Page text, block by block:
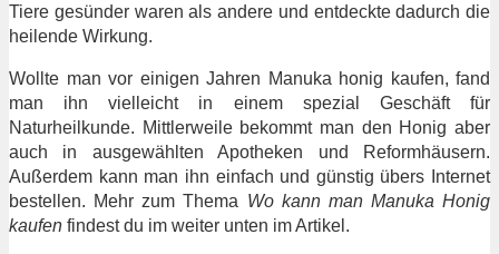
Tiere gesünder waren als andere und entdeckte dadurch die
heilende Wirkung.
Wollte man vor einigen Jahren Manuka honig kaufen, fand
man ihn vielleicht in einem spezial Geschäft für
Naturheilkunde. Mittlerweile bekommt man den Honig aber
auch in ausgewählten Apotheken und Reformhäusern.
Außerdem kann man ihn einfach und günstig übers Internet
bestellen. Mehr zum Thema Wo kann man Manuka Honig
kaufen findest du im weiter unten im Artikel.